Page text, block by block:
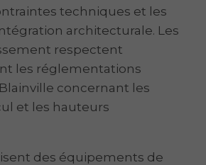
techniques et les
architecturale. Les
respectent
les réglementations
concernant les
et les hauteurs
des équipements de